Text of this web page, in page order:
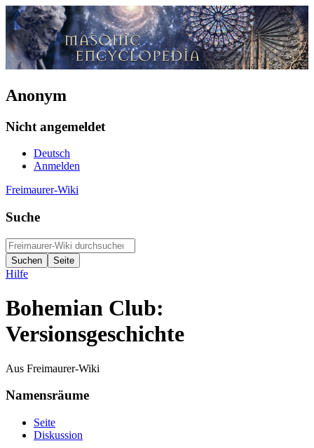
Anonym
Nicht angemeldet
Deutsch
Anmelden
Freimaurer-Wiki
Suche
Hilfe
Bohemian Club:
Versionsgeschichte
Aus Freimaurer-Wiki
Namensräume
Seite
Diskussion